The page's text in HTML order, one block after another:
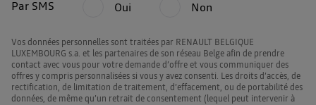
Par SMS Oui Non
Vos données personnelles sont traitées par RENAULT BELGIQUE
LUXEMBOURG s.a. et les partenaires de son réseau Belge afin de prendre
contact avec vous pour votre demande d’offre et vous communiquer des
offres y compris personnalisées si vous y avez consenti. Les droits d’accès, de
rectification, de limitation de traitement, d’effacement, ou de portabilité des
données, de même qu’un retrait de consentement (lequel peut intervenir à